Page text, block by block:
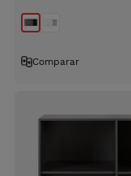
Comparar